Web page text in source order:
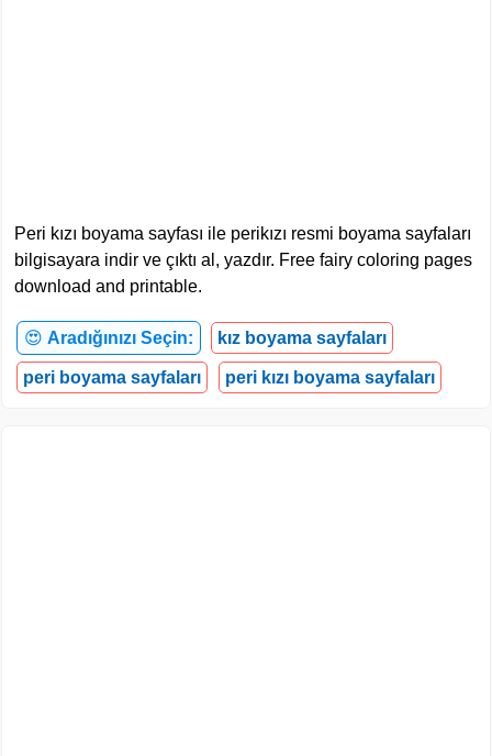
Peri kızı boyama sayfası ile perikızı resmi boyama sayfaları
bilgisayara indir ve çıktı al, yazdır. Free fairy coloring pages
download and printable.
😍 Aradığınızı Seçin: kız boyama sayfaları
peri boyama sayfaları peri kızı boyama sayfaları